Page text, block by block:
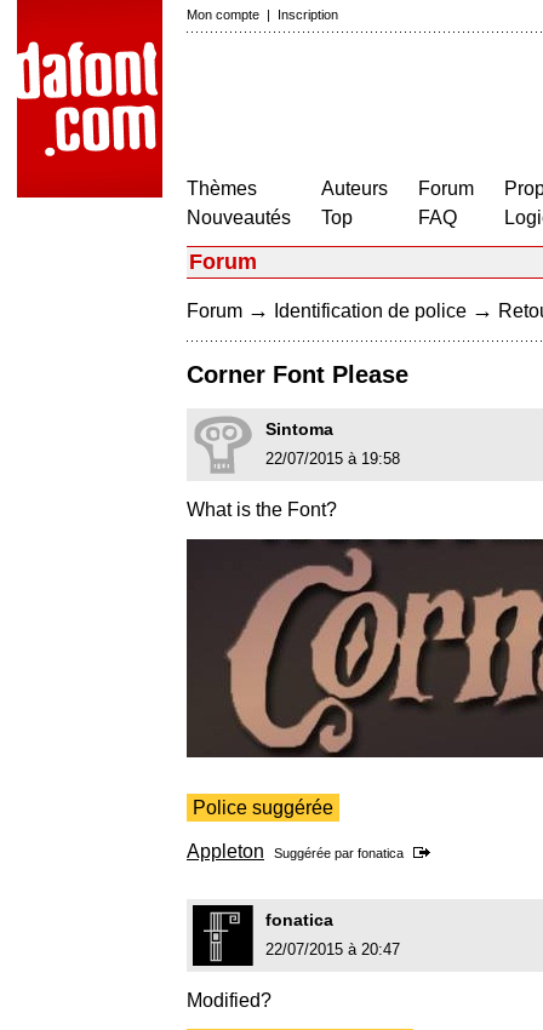
Mon compte | Inscription
Thèmes
Nouveautés
Auteurs
Top
Forum
FAQ
Forum
Forum → Identification de police →
Corner Font Please
Sintoma
22/07/2015 à 19:58
What is the Font?
Police suggérée
Appleton Suggérée par fonatica
fonatica
22/07/2015 à 20:47
Modified?